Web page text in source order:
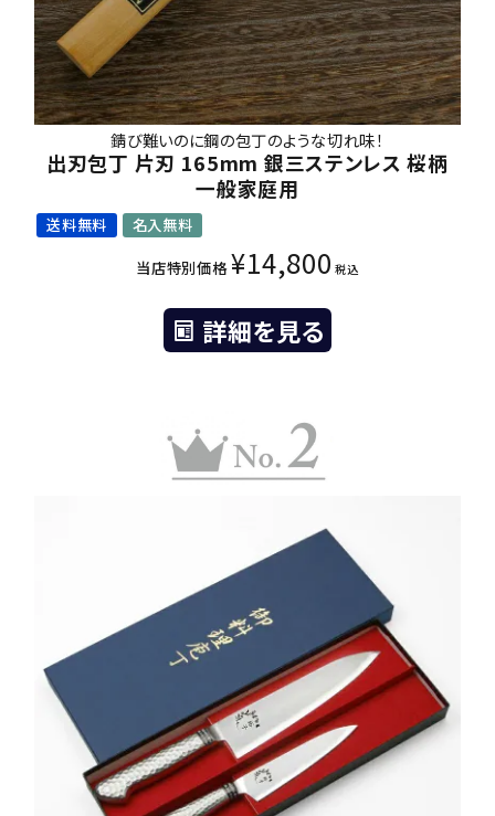
錆び難いのに鋼の包丁のような切れ味！
出刃包丁 片刃 165mm 銀三ステンレス 桜柄
一般家庭用
送料無料 名入無料
当店特別価格 ¥14,800 税込
詳細を見る